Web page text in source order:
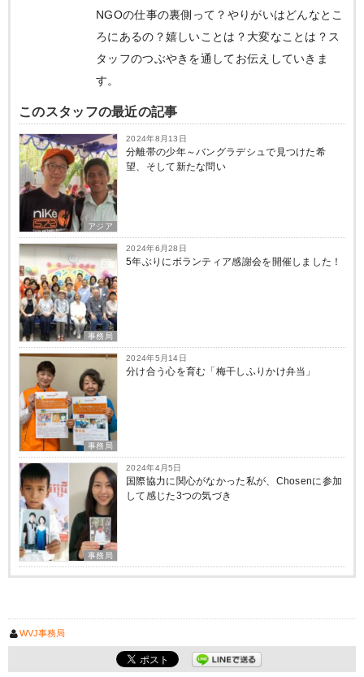
NGOの仕事の裏側って？やりがいはどんなとこ
ろにあるの？嬉しいことは？大変なことは？ス
タッフのつぶやきを通してお伝えしていきま
す。
このスタッフの最近の記事
アジア
2024年8月13日
分離帯の少年～バングラデシュで見つけた希
望、そして新たな問い
事務局
2024年6月28日
5年ぶりにボランティア感謝会を開催しました！
事務局
2024年5月14日
分け合う心を育む「梅干しふりかけ弁当」
事務局
2024年4月5日
国際協力に関心がなかった私が、Chosenに参加
して感じた3つの気づき
WVJ事務局